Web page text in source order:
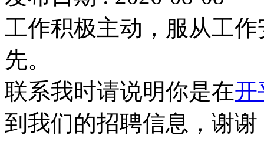
工作积极主动，服从工
先。
联系我时请说明你是在开
到我们的招聘信息，谢谢